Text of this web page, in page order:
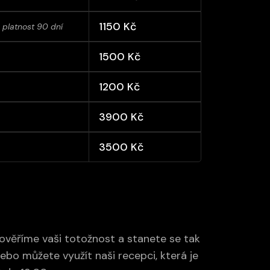
platnost 90 dní 1150 Kč
1500 Kč
1200 Kč
3900 Kč
3500 Kč
vaši totožnost a stanete se tak
můžete využít naši recepci, která je